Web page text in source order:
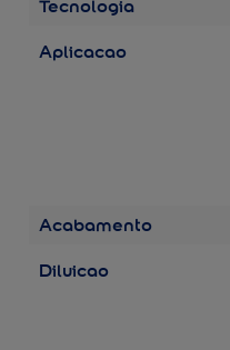
Aplicacao
Acabamento
Diluicao